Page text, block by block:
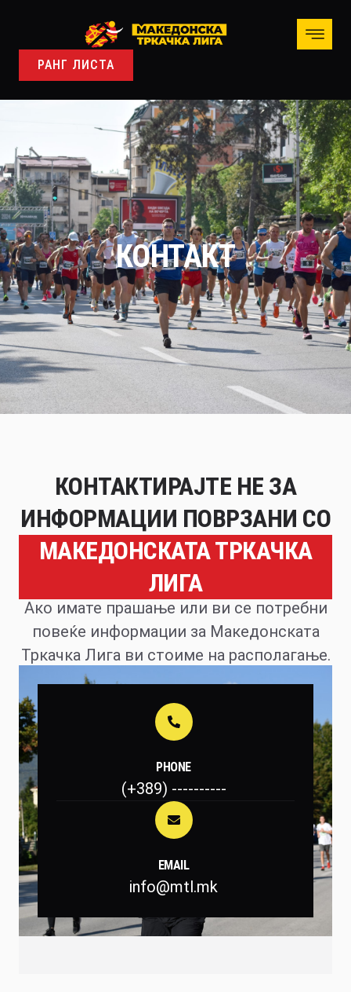
РАНГ ЛИСТА
КОНТАКТ
КОНТАКТИРАЈТЕ НЕ ЗА
ИНФОРМАЦИИ ПОВРЗАНИ СО
МАКЕДОНСКАТА ТРКАЧКА
ЛИГА
Ако имате прашање или ви се потребни
повеќе информации за Македонската
Тркачка Лига ви стоиме на располагање.
PHONE
(+389) ----------
EMAIL
info@mtl.mk